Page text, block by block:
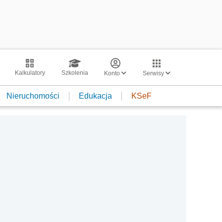
Kalkulatory Szkolenia Konto Serwisy
Nieruchomości Edukacja KSeF